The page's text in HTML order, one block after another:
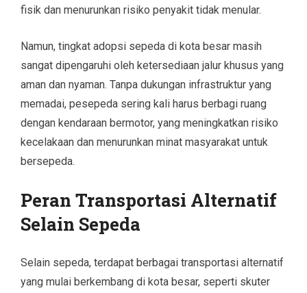
fisik dan menurunkan risiko penyakit tidak menular.
Namun, tingkat adopsi sepeda di kota besar masih
sangat dipengaruhi oleh ketersediaan jalur khusus yang
aman dan nyaman. Tanpa dukungan infrastruktur yang
memadai, pesepeda sering kali harus berbagi ruang
dengan kendaraan bermotor, yang meningkatkan risiko
kecelakaan dan menurunkan minat masyarakat untuk
bersepeda.
Peran Transportasi Alternatif
Selain Sepeda
Selain sepeda, terdapat berbagai transportasi alternatif
yang mulai berkembang di kota besar, seperti skuter